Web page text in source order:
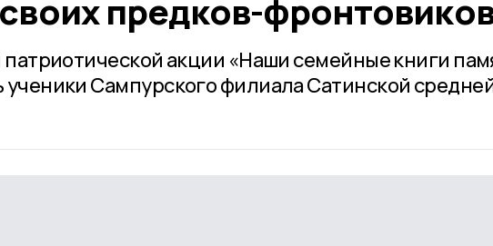
предков-
патриотической акции «Наши семейные книги
Сампурского филиала Сатинской